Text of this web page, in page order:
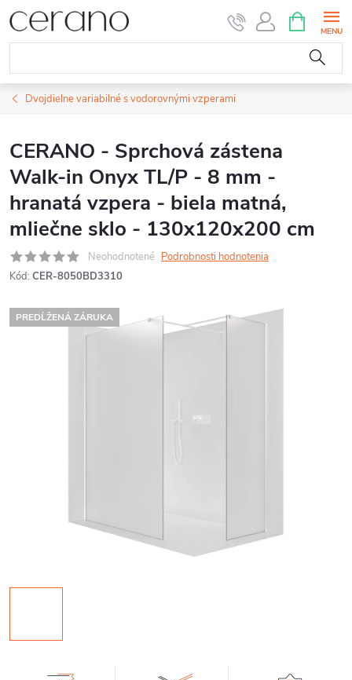
Prejsť
na
obsah
KOŠÍK
Dvojdielne variabilné s vodorovnými vzperami
CERANO - Sprchová zástena
Walk-in Onyx TL/P - 8 mm -
hranatá vzpera - biela matná,
mliečne sklo - 130x120x200 cm
Neohodnotené Podrobnosti hodnotenia
Kód: CER-8050BD3310
PREDĹŽENÁ ZÁRUKA